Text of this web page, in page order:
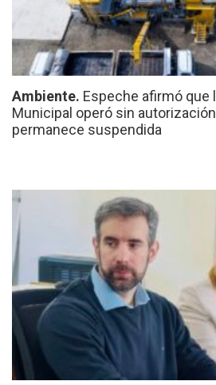
Ambiente. Espeche afirmó que
Municipal operó sin
permanece suspendida